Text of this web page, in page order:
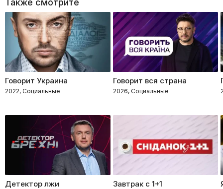
Также смотрите
Говорит Украина
2022, Социальные
Говорит вся страна
2026, Социальные
Детектор лжи Завтрак с 1+1